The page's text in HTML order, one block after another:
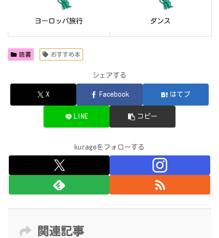
読書 おすすめ本
シェアする
X Facebook はてブ
LINE コピー
kurageをフォローする
関連記事